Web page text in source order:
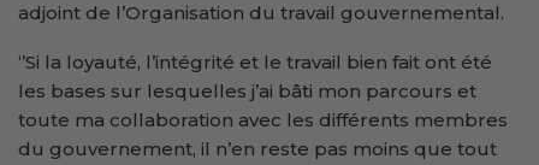
adjoint de l’Organisation du travail gouvernemental.
‘’Si la loyauté, l’intégrité et le travail bien fait ont été
les bases sur lesquelles j’ai bâti mon parcours et
toute ma collaboration avec les différents membres
du gouvernement, il n’en reste pas moins que tout